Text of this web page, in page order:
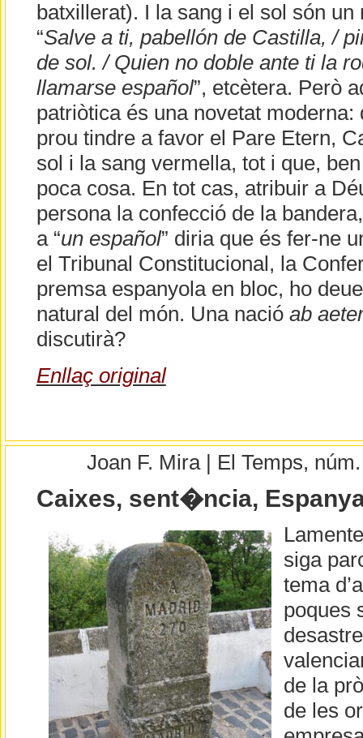
batxillerat). I la sang i el sol són
“Salve a ti, pabellón de Castilla, /
de sol. / Quien no doble ante ti la
llamarse español”, etcètera. Però
patriòtica és una novetat moderna:
prou tindre a favor el Pare Etern,
sol i la sang vermella, tot i que,
poca cosa. En tot cas, atribuir a
persona la confecció de la
a “un español” diria que és fer-ne
el Tribunal Constitucional, la
premsa espanyola en bloc, ho
natural del món. Una nació ab
discutirà?
Enllaç original
Joan F. Mira | El Temps,
Caixes, sent�ncia,
siga
tema
poques
de la
de les